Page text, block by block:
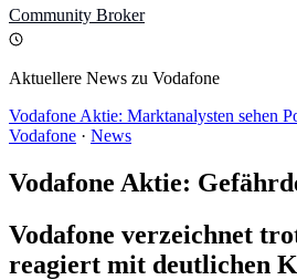
Community Broker
Aktuellere News zu Vodafone
Vodafone Aktie: Marktanalysten sehen
Vodafone · News
Vodafone Aktie:
Vodafone verzeichnet
reagiert mit deutlichen